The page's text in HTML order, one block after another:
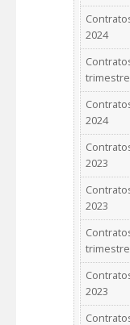
2024
2024
2023
2023
trimestre
2023